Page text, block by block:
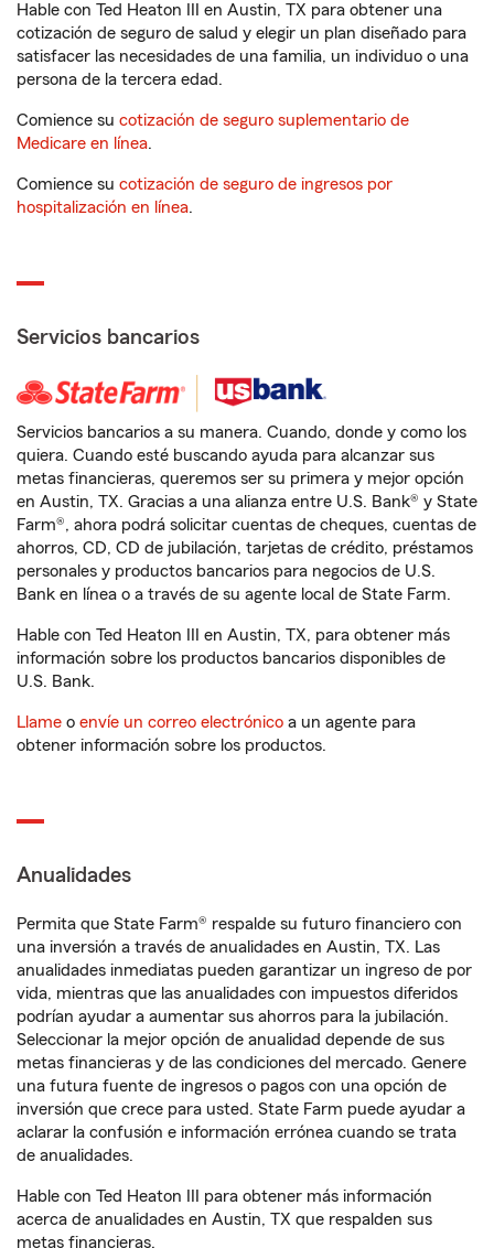
Hable con Ted Heaton III en Austin, TX para obtener una
cotización de seguro de salud y elegir un plan diseñado para
satisfacer las necesidades de una familia, un individuo o una
persona de la tercera edad.
Comience su cotización de seguro suplementario de
Medicare en línea.
Comience su cotización de seguro de ingresos por
hospitalización en línea.
Servicios bancarios
Servicios bancarios a su manera. Cuando, donde y como los
quiera. Cuando esté buscando ayuda para alcanzar sus
metas financieras, queremos ser su primera y mejor opción
en Austin, TX. Gracias a una alianza entre U.S. Bank® y State
Farm®, ahora podrá solicitar cuentas de cheques, cuentas de
ahorros, CD, CD de jubilación, tarjetas de crédito, préstamos
personales y productos bancarios para negocios de U.S.
Bank en línea o a través de su agente local de State Farm.
Hable con Ted Heaton III en Austin, TX, para obtener más
información sobre los productos bancarios disponibles de
U.S. Bank.
Llame o envíe un correo electrónico a un agente para
obtener información sobre los productos.
Anualidades
Permita que State Farm® respalde su futuro financiero con
una inversión a través de anualidades en Austin, TX. Las
anualidades inmediatas pueden garantizar un ingreso de por
vida, mientras que las anualidades con impuestos diferidos
podrían ayudar a aumentar sus ahorros para la jubilación.
Seleccionar la mejor opción de anualidad depende de sus
metas financieras y de las condiciones del mercado. Genere
una futura fuente de ingresos o pagos con una opción de
inversión que crece para usted. State Farm puede ayudar a
aclarar la confusión e información errónea cuando se trata
de anualidades.
Hable con Ted Heaton III para obtener más información
acerca de anualidades en Austin, TX que respalden sus
metas financieras.